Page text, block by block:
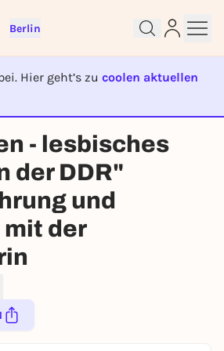
Berlin
Hier geht’s zu coolen aktuellen
IST BEENDET
- lesbisches
der DDR"
und
mit der
free and get started
right away
follow pages, or participate in
a free Rausgegangen account.
FOR FREE NOW
have an account?